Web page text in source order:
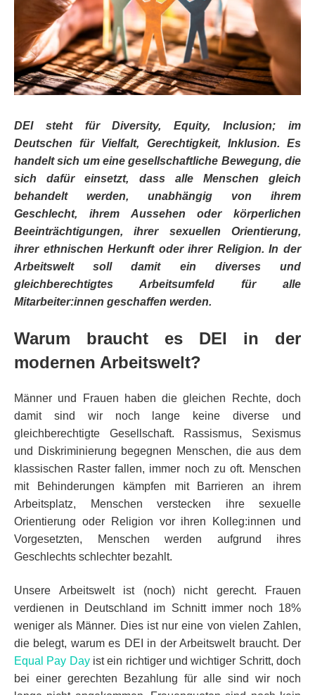
DEI steht für Diversity, Equity, Inclusion; im
Deutschen für Vielfalt, Gerechtigkeit, Inklusion. Es
handelt sich um eine gesellschaftliche Bewegung, die
sich dafür einsetzt, dass alle Menschen gleich
behandelt werden, unabhängig von ihrem
Geschlecht, ihrem Aussehen oder körperlichen
Beeinträchtigungen, ihrer sexuellen Orientierung,
ihrer ethnischen Herkunft oder ihrer Religion. In der
Arbeitswelt soll damit ein diverses und
gleichberechtigtes Arbeitsumfeld für alle
Mitarbeiter:innen geschaffen werden.
Warum braucht es DEI in der
modernen Arbeitswelt?
Männer und Frauen haben die gleichen Rechte, doch
damit sind wir noch lange keine diverse und
gleichberechtigte Gesellschaft. Rassismus, Sexismus
und Diskriminierung begegnen Menschen, die aus dem
klassischen Raster fallen, immer noch zu oft. Menschen
mit Behinderungen kämpfen mit Barrieren an ihrem
Arbeitsplatz, Menschen verstecken ihre sexuelle
Orientierung oder Religion vor ihren Kolleg:innen und
Vorgesetzten, Menschen werden aufgrund ihres
Geschlechts schlechter bezahlt.
Unsere Arbeitswelt ist (noch) nicht gerecht. Frauen
verdienen in Deutschland im Schnitt immer noch 18%
weniger als Männer. Dies ist nur eine von vielen Zahlen,
die belegt, warum es DEI in der Arbeitswelt braucht. Der
Equal Pay Dayist ein richtiger und wichtiger Schritt, doch
bei einer gerechten Bezahlung für alle sind wir noch